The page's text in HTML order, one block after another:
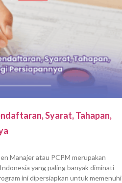
Syarat, Tahapan,
Manajer atau PCPM merupakan
yang paling banyak diminati
ini dipersiapkan untuk memenuhi